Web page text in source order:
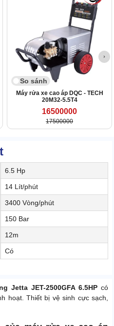
So sánh
Máy rửa xe cao áp DQC - TECH
20M32-5.5T4
16500000
17500000
6.5 Hp
14 Lít/phút
3400 Vòng/phút
150 Bar
12m
Có
Jetta JET-2500GFA 6.5HP có
hoạt. Thiết bị vệ sinh cực sạch,